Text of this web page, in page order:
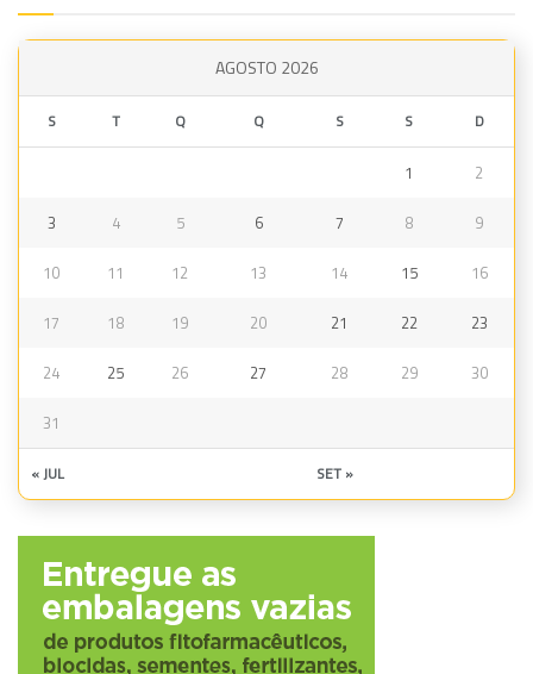
AGOSTO 2026
S T Q Q S S D
1 2
3 4 5 6 7 8 9
10 11 12 13 14 15 16
17 18 19 20 21 22 23
24 25 26 27 28 29 30
31
« JUL SET »